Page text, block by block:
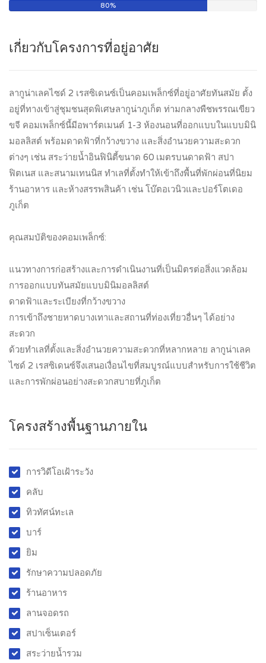
80%
เกี่ยวกับโครงการที่อยู่อาศัย
ลากูน่าเลคไซด์ 2 เรสซิเดนซ์เป็นคอมเพล็กซ์ที่อยู่อาศัยทันสมัย ตั้ง
อยู่ที่ทางเข้าสู่ชุมชนสุดพิเศษลากูน่าภูเก็ต ท่ามกลางพืชพรรณเขียว
ขจี คอมเพล็กซ์นี้มีอพาร์ตเมนต์ 1-3 ห้องนอนที่ออกแบบในแบบมินิ
มอลลิสต์ พร้อมดาดฟ้าที่กว้างขวาง และสิ่งอำนวยความสะดวก
ต่างๆ เช่น สระว่ายน้ำอินฟินิตี้ขนาด 60 เมตรบนดาดฟ้า สปา
ฟิตเนส และสนามเทนนิส ทำเลที่ตั้งทำให้เข้าถึงพื้นที่พักผ่อนที่นิยม
ร้านอาหาร และห้างสรรพสินค้า เช่น โบ๊ตอเวนิวและปอร์โตเดอ
ภูเก็ต
คุณสมบัติของคอมเพล็กซ์:
แนวทางการก่อสร้างและการดำเนินงานที่เป็นมิตรต่อสิ่งแวดล้อม
การออกแบบทันสมัยแบบมินิมอลลิสต์
ดาดฟ้าและระเบียงที่กว้างขวาง
การเข้าถึงชายหาดบางเทาและสถานที่ท่องเที่ยวอื่นๆ ได้อย่าง
สะดวก
ด้วยทำเลที่ตั้งและสิ่งอำนวยความสะดวกที่หลากหลาย ลากูน่าเลค
ไซด์ 2 เรสซิเดนซ์จึงเสนอเงื่อนไขที่สมบูรณ์แบบสำหรับการใช้ชีวิต
และการพักผ่อนอย่างสะดวกสบายที่ภูเก็ต
โครงสร้างพื้นฐานภายใน
การวิดีโอเฝ้าระวัง
คลับ
ทิวทัศน์ทะเล
บาร์
ยิม
รักษาความปลอดภัย
ร้านอาหาร
ลานจอดรถ
สปาเซ็นเตอร์
สระว่ายน้ำรวม